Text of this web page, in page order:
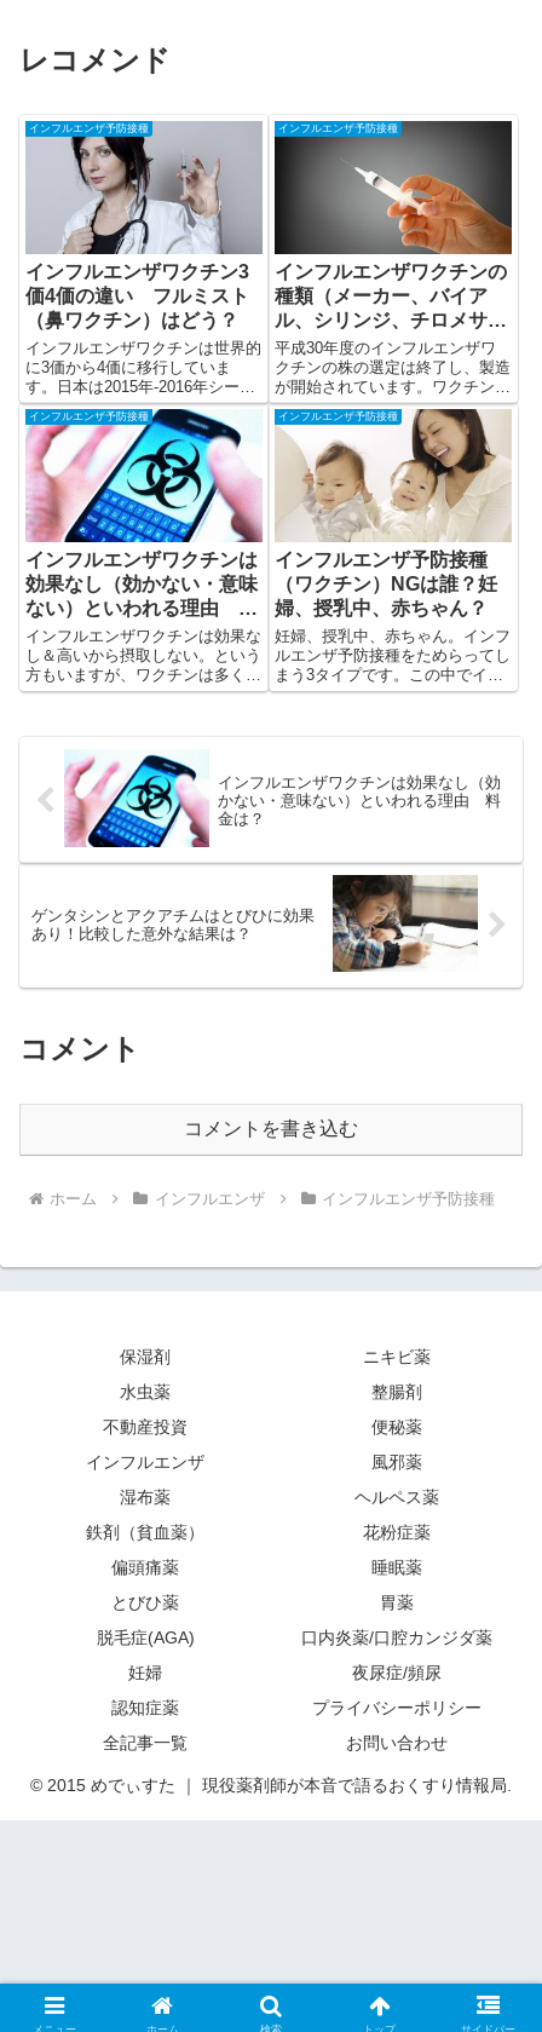
レコメンド
インフルエンザ予防接種
インフルエンザワクチン3
価4価の違い フルミスト
（鼻ワクチン）はどう？
インフルエンザワクチンは世界的
に3価から4価に移行していま
す。日本は2015年-2016年シーズ
ンから変更になります。○価の意
味と、鼻ワクチン（フルミスト）
について解説します【接種後の備
忘録あり】
インフルエンザ予防接種
インフルエンザワクチンの
種類（メーカー、バイア
ル、シリンジ、チロメサー
ルの違い）
平成30年度のインフルエンザワ
クチンの株の選定は終了し、製造
が開始されています。ワクチンの
種類をバイアル・シリンジ・メー
カー・チメロサールの有無にわけ
て解説します。
インフルエンザ予防接種
インフルエンザワクチンは
効果なし（効かない・意味
ない）といわれる理由 料
金は？
インフルエンザワクチンは効果な
し＆高いから摂取しない。という
方もいますが、ワクチンは多くの
方が摂取しなければ効果が現れま
インフルエンザ予防接種
インフルエンザ予防接種
（ワクチン）NGは誰？妊
婦、授乳中、赤ちゃん？
妊婦、授乳中、赤ちゃん。インフ
ルエンザ予防接種をためらってし
まう3タイプです。この中でイン
フルエンザワクチンを使えない人
インフルエンザワクチンは効果なし（効
かない・意味ない）といわれる理由 料
金は？
ゲンタシンとアクアチムはとびひに効果
あり！比較した意外な結果は？
コメント
コメントを書き込む
ホーム インフルエンザ インフルエンザ予防接種
保湿剤
ニキビ薬
水虫薬
整腸剤
不動産投資
便秘薬
インフルエンザ
風邪薬
湿布薬
ヘルペス薬
鉄剤（貧血薬）
花粉症薬
偏頭痛薬
睡眠薬
とびひ薬
胃薬
脱毛症(AGA)
口内炎薬/口腔カンジダ薬
妊婦
夜尿症/頻尿
認知症薬
プライバシーポリシー
全記事一覧
お問い合わせ
© 2015 めでぃすた ｜ 現役薬剤師が本音で語るおくすり情報局.
メニュー ホーム 検索 トップ サイドバー